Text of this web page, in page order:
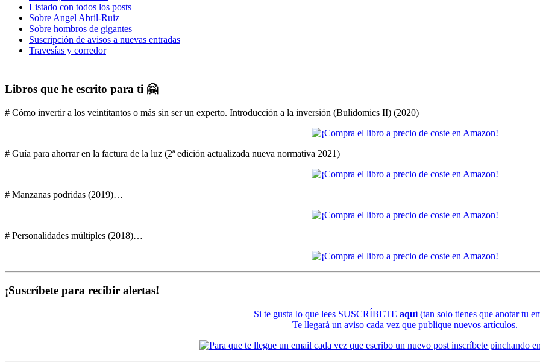
Listado con todos los posts
Sobre Angel Abril-Ruiz
Sobre hombros de gigantes
Suscripción de avisos a nuevas entradas
Travesías y corredor
Libros que he escrito para ti 🤗
# Cómo invertir a los veintitantos o más sin ser un experto. Introducción a la inversión (Bulidomics II) (2020)
# Guía para ahorrar en la factura de la luz (2ª edición actualizada nueva normativa 2021)
# Manzanas podridas (2019)…
# Personalidades múltiples (2018)…
¡Suscríbete para recibir alertas!
Si te gusta lo que lees SUSCRÍBETE aquí(tan solo tienes que anotar tu
Te llegará un aviso cada vez que publique nuevos artículos.